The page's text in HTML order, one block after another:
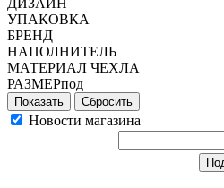
УПАКОВКА
БРЕНД
НАПОЛНИТЕЛЬ
МАТЕРИАЛ ЧЕХЛА
РАЗМЕРпод
Сбросить
Новости магазина